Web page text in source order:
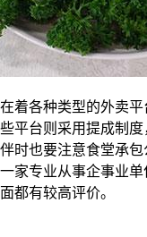
着各种类型的外卖
平台则采用提成制
时也要注意食堂承
家专业从事企事业
都有较高评价。